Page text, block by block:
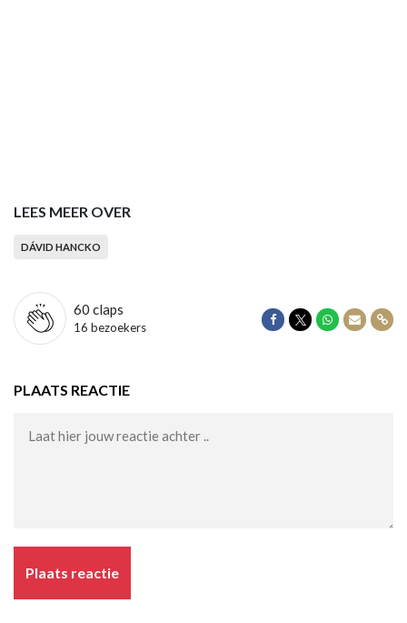
LEES MEER OVER
DÁVID HANCKO
60 claps
16 bezoekers
Delen op Facebook
Delen op Twitter
Delen op
Delen
PLAATS REACTIE
Plaats reactie